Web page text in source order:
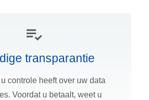
transparantie
controle heeft over uw data
Voordat u betaalt, weet u